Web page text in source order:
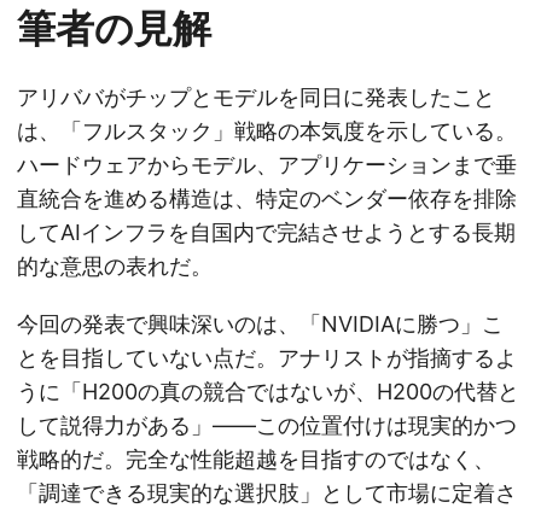
筆者の見解
アリババがチップとモデルを同日に発表したこと
は、「フルスタック」戦略の本気度を示している。
ハードウェアからモデル、アプリケーションまで垂
直統合を進める構造は、特定のベンダー依存を排除
してAIインフラを自国内で完結させようとする長期
的な意思の表れだ。
今回の発表で興味深いのは、「NVIDIAに勝つ」こ
とを目指していない点だ。アナリストが指摘するよ
うに「H200の真の競合ではないが、H200の代替と
して説得力がある」——この位置付けは現実的かつ
戦略的だ。完全な性能超越を目指すのではなく、
「調達できる現実的な選択肢」として市場に定着さ